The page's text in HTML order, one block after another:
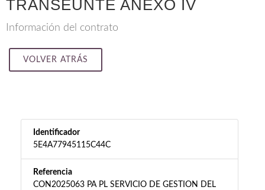
TRANSEUNTE ANEXO IV
Información del contrato
VOLVER ATRÁS
Identificador
5E4A77945115C44C
Referencia
CON2025063 PA PL SERVICIO DE GESTION DEL